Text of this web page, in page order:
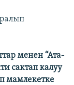
менен “Ата-
сактап калуу
мамлекетке